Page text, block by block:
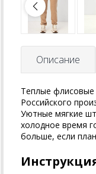
Описание
Теплые
Российского
Уютные мягкие
холодное время
больше, если